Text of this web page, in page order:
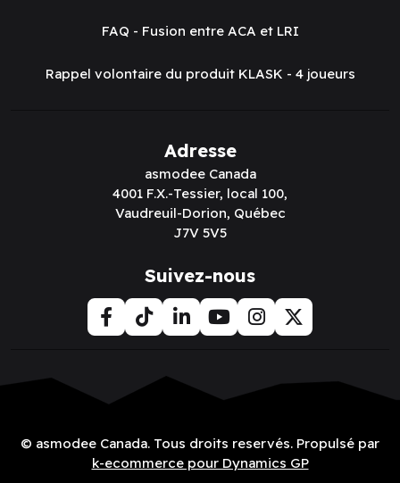
FAQ - Fusion entre ACA et LRI
Rappel volontaire du produit KLASK - 4 joueurs
Adresse
asmodee Canada
4001 F.X.-Tessier, local 100,
Vaudreuil-Dorion, Québec
J7V 5V5
Suivez-nous
© asmodee Canada. Tous droits reservés. Propulsé par
k-ecommerce pour Dynamics GP